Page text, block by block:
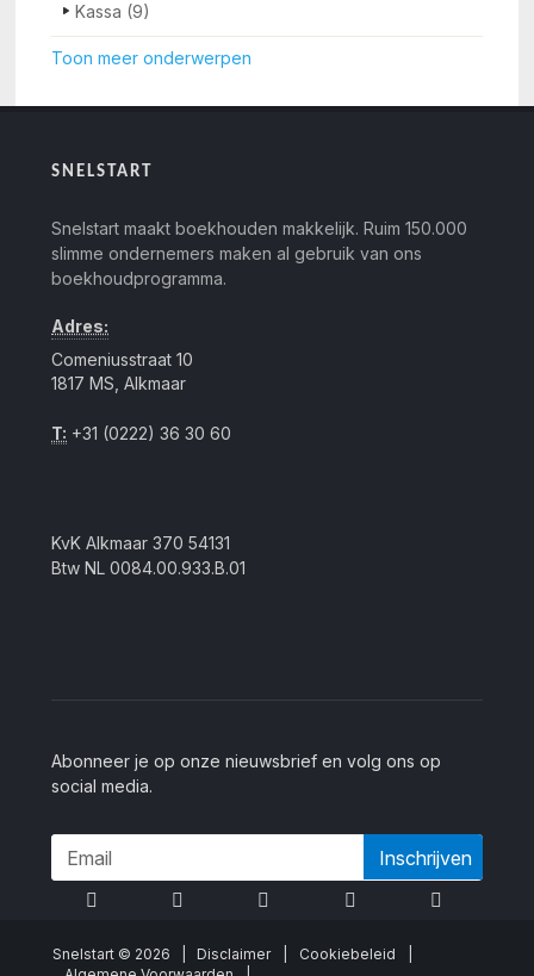
Kassa (9)
Toon meer onderwerpen
SNELSTART
Snelstart maakt boekhouden makkelijk. Ruim 150.000
slimme ondernemers maken al gebruik van ons
boekhoudprogramma.
Adres:
Comeniusstraat 10
1817 MS, Alkmaar
T: +31 (0222) 36 30 60
KvK Alkmaar 370 54131
Btw NL 0084.00.933.B.01
Abonneer je op onze nieuwsbrief en volg ons op
social media.
Inschrijven
Snelstart © 2026 |Disclaimer Cookiebeleid